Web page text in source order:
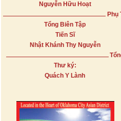
Nguyễn Hữu Hoạt
Phụ
Tổng Biên Tập
Tiến Sĩ
Nhật Khánh Thy Nguyễn
Thư ký:
Quách Y Lành